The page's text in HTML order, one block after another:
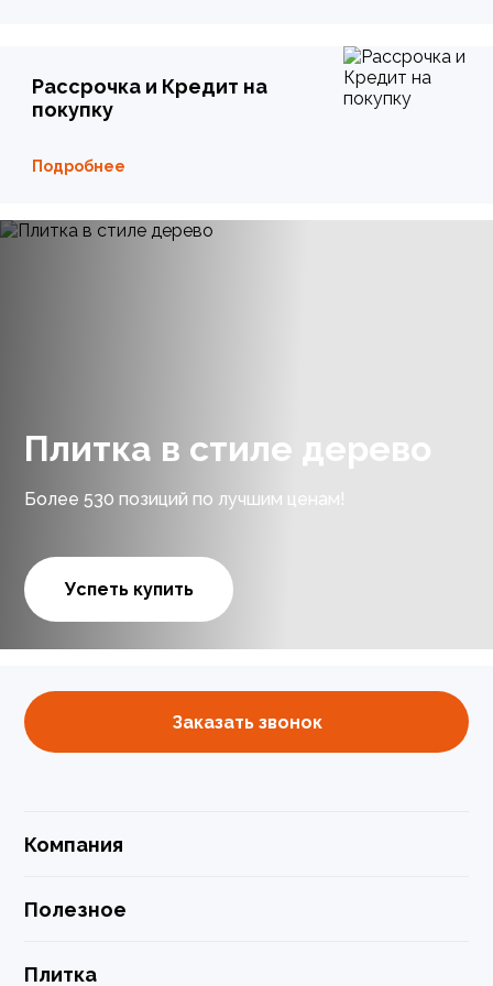
Рассрочка и Кредит на
покупку
Подробнее
Плитка в стиле дерево
Успеть купить
Более 530 позиций по лучшим ценам!
Заказать звонок
Компания
Полезное
Плитка